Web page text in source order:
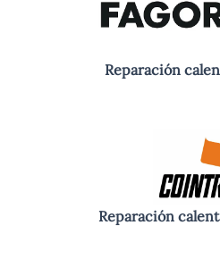
Reparación
Reparación